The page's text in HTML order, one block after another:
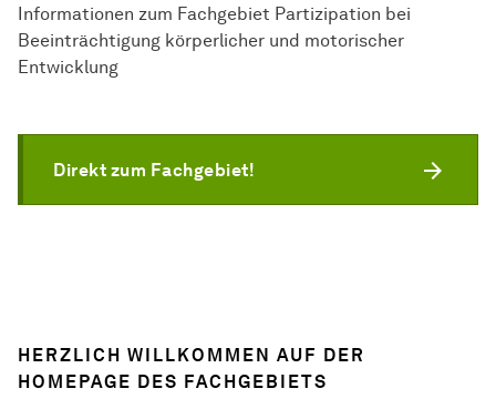
Informationen zum Fachgebiet Partizipation bei
Beeinträchtigung körperlicher und motorischer
Entwicklung
Direkt zum Fachgebiet!
HERZLICH WILLKOMMEN AUF DER
HOMEPAGE DES FACHGEBIETS